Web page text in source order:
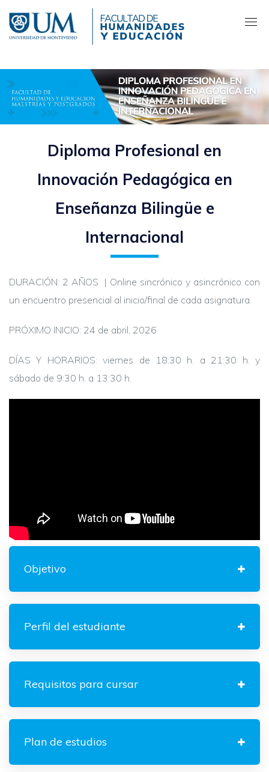
contenido
principal
Diploma Profesional en
Innovación Pedagógica en
Enseñanza Bilingüe e
Internacional
DURACIÓN: 2 AÑOS | Online sincrónico y asincrónico con
un encuentro presencial al inicio/final de cada asignatura.
PRÓXIMO INICIO: 24 de abril, 2026
DÍAS Y HORARIOS: viernes de 18:30 h. a 21:30 h. y
sábado de 9:30 h. a 13:30 h.
Objetivo
Perfil del estudiante
Requisitos para cursar
Plan de estudios